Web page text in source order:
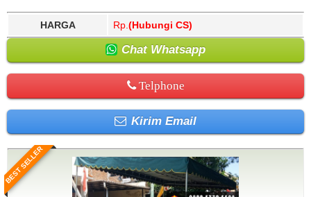
HARGA Rp. (Hubungi CS)
Chat Whatsapp
Telphone
Kirim Email
BEST SELLER